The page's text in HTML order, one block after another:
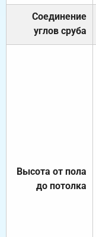
Соединение
углов сруба
Высота от пола
до потолка